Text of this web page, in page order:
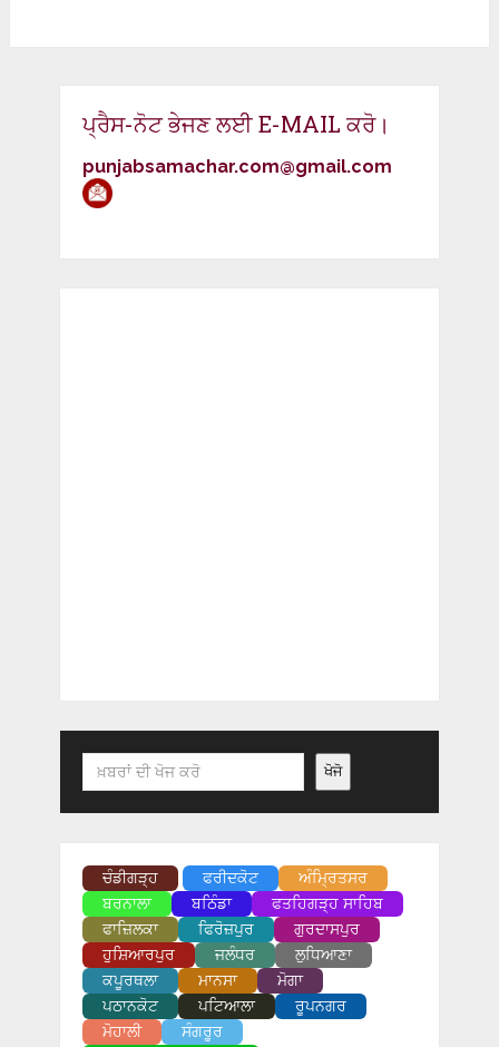
ਪ੍ਰੈਸ-ਨੋਟ ਭੇਜਣ ਲਈ E-MAIL ਕਰੋ।
punjabsamachar.com@gmail.com
Search ਖੋਜੋ
ਚੰਡੀਗੜ੍ਹ ਫਰੀਦਕੋਟ
ਅੰਮ੍ਰਿਤਸਰ
ਬਰਨਾਲਾ
ਬਠਿੰਡਾ
ਫਤਹਿਗੜ੍ਹ ਸਾਹਿਬ
ਫਾਜ਼ਿਲਕਾ
ਫਿਰੋਜ਼ਪੁਰ
ਗੁਰਦਾਸਪੁਰ
ਹੁਸ਼ਿਆਰਪੁਰ
ਜਲੰਧਰ
ਲੁਧਿਆਣਾ
ਕਪੂਰਥਲਾ
ਮਾਨਸਾ
ਮੋਗਾ
ਪਠਾਨਕੋਟ
ਪਟਿਆਲਾ
ਰੂਪਨਗਰ
ਮੋਹਾਲੀ
ਸੰਗਰੂਰ